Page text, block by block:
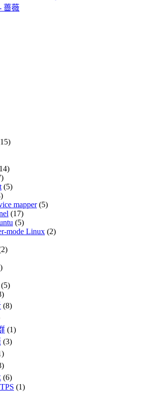
蔷薇
(5)
mapper(5)
(17)
(5)
mode Linux (2)
(5)
(8)
(1)
(3)
(6)
(1)